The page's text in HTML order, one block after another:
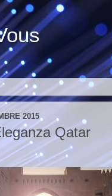
2015
Qatar